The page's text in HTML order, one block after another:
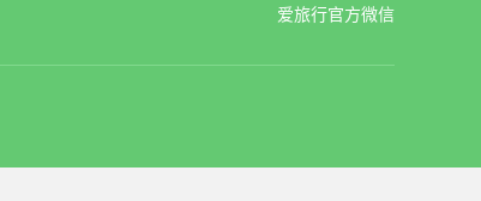
爱旅行官方微信